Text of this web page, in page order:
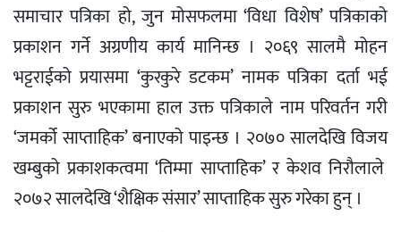
समाचार पत्रिका हो, जुन मोसफलमा ‘विधा विशेष’ पत्रिकाको
प्रकाशन गर्ने अग्रणीय कार्य मानिन्छ । २०६९ सालमै मोहन
भट्टराईको प्रयासमा ‘कुरकुरे डटकम’ नामक पत्रिका दर्ता भई
प्रकाशन सुरु भएकामा हाल उक्त पत्रिकाले नाम परिवर्तन गरी
‘जमर्को साप्ताहिक’ बनाएको पाइन्छ । २०७० सालदेखि विजय
खम्बुको प्रकाशकत्वमा ‘तिम्मा साप्ताहिक’ र केशव निरौलाले
२०७२ सालदेखि ‘शैक्षिक संसार’ साप्ताहिक सुरु गरेका हुन् ।